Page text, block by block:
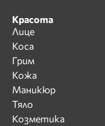
Красота
Лице
Коса
Грим
Кожа
Маникюр
Тяло
Козметика